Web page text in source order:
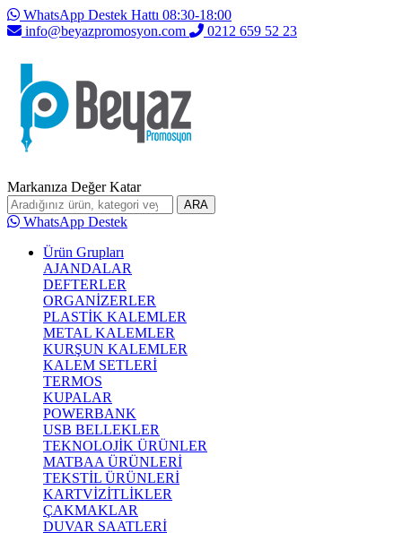
WhatsApp Destek Hattı 08:30-18:00
info@beyazpromosyon.com
0212 659 52 23
Markanıza Değer Katar
ARA
WhatsApp Destek
Ürün Grupları
AJANDALAR
DEFTERLER
ORGANİZERLER
PLASTİK KALEMLER
METAL KALEMLER
KURŞUN KALEMLER
KALEM SETLERİ
TERMOS
KUPALAR
POWERBANK
USB BELLEKLER
TEKNOLOJİK ÜRÜNLER
MATBAA ÜRÜNLERİ
TEKSTİL ÜRÜNLERİ
KARTVİZİTLİKLER
ÇAKMAKLAR
DUVAR SAATLERİ